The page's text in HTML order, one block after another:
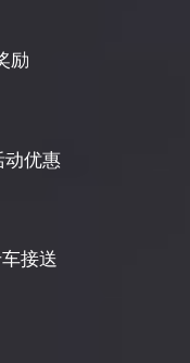
励
动优惠
接送